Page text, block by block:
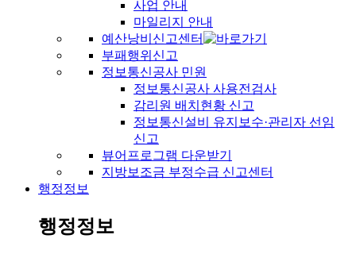
사업 안내
마일리지 안내
예산낭비신고센터
부패행위신고
정보통신공사 민원
정보통신공사 사용전검사
감리원 배치현황 신고
정보통신설비 유지보수·관리자 선임
신고
뷰어프로그램 다운받기
지방보조금 부정수급 신고센터
행정정보
행정정보